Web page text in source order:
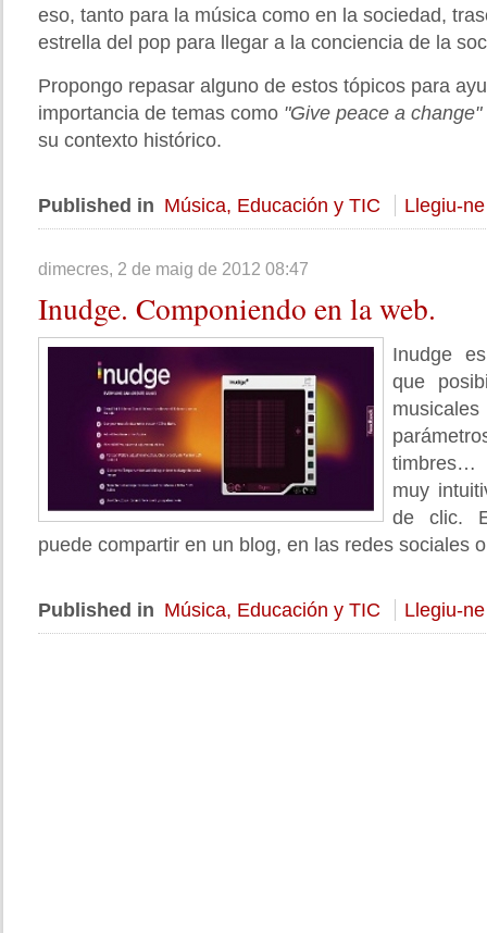
eso, tanto para la música como en la sociedad,
estrella del pop para llegar a la conciencia de la
Propongo repasar alguno de estos tópicos para
importancia de temas como "Give peace a change"
su contexto histórico.
Published in Música, Educación y TIC Llegiu-
dimecres, 2 de maig de 2012 08:47
Inudge. Componiendo en la web.
Inudge
que
timbres…
muy
de clic.
puede compartir en un blog, en las redes sociales
Published in Música, Educación y TIC Llegiu-